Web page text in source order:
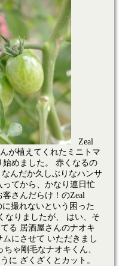
Zeal
が植えてくれたミニトマ
始めました。 赤くなるの
んだか久しぶりなハンサ
てから、かなり連日忙
さんだらけ！のZeal
撮れないという困った
りましたが、 はい、そ
る 居酒屋さんのナオキ
にさせて いただきまし
ちゃ剛毛なナオキくん、
に ざくざくとカット。